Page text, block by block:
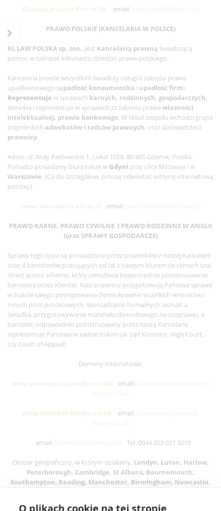
O plikach cookie na tej stronie
Obsługa prawna firm w UK email: kancelaria@kllaw.co.uk
PRAWO POLSKIE (KANCELARIA W POLSCE)
KL LAW POLSKA sp. zoo., jest Kancelarią prawną świadczącą
pomoc w zakresie kilkunastu dziedzin prawa polskiego.
Kancelaria przede wszystkim świadczy usługi z zakresu prawa
upadłościowego (upadłość konsumencka i upadłość firm).
Reprezentujew sprawach karnych, rodzinnych, gospodarczych,
doradza i reprezentuje w sprawach zz zakresu prawa własności
intelektualnej, prawie bankowego. W skład zespołu wchodzi grupa
trójmieskich adwokatów i radców prawnych, oraz doświadczeni
prawnicy.
Adres: ul. Wały Pastowskie 1, Lokal 1058, 80-885 Gdańsk, Polska.
Ponadto posiadamy biura także w Gdyni przy ulicy Mściwoja i w
Warszawie. (Co do szczegółow, proszę odwiedzić witrynę internetową
poniżej.)
www.kancelaria-kllaw.pl email: biuro@kancelaria-kllaw.pl
PRAWO KARNE, PRAWO CYWILNE I PRAWO RODZINNE W ANGLII
(oraz SPRAWY GOSPODARCZE)
Sprawy tego typu są prowadzone przez prawników z naszej Kancelarii
oraz 4 barristerów pracujących od lat z naszym biurem (w ramach tzw.
direct access scheme, który umożliwia bezpośrednie poinstruowanie
barristera przez Klienta). Nasi prawnicy przygotowują Państwa sprawę
w trakcie całego postępowania (formułowanie wszelkich wniosków i
innych pism procesowych, sporządzanie formalnych zeznań a
świadka, przygotowywanie materiału dowodowego na rozprawę), a
barrister, odpowiednio poinstruowany przez naszą Kancelarię
reprezentuje Państwa w sądzie (takim jak Sąd Koronny, High Court,
czy Court of Appeal).
Domeny internetowe:
www.prawopracy-londyn.co.uk email: kancelaria@prawopracy-
londyn.co.uk
www.adwokat-londyn.co.uk email: kancelaria@adwokat-
londyn.co.uk
email: kancelaria@kllaw.co.uk Tel: 0044 203 021 3210
Obszar geograficzny, w którym działamy: Londyn, Luton, Harlow,
Peterborough, Cambridge, St Albans, Bournemouth,
Southampton, Reading, Manchester, Birmingham, Newcastle,